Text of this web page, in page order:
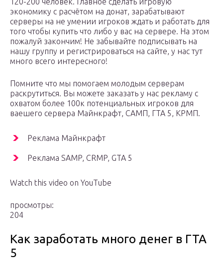
экономику с расчётом на донат, зарабатывают
серверы на не умении игроков ждать и работать для
того чтобы купить что либо у вас на сервере. На этом
пожалуй закончим! Не забывайте подписывать на
нашу группу и регистрироваться на сайте, у нас тут
много всего интересного!
Помните что мы помогаем молодым серверам
раскрутиться. Вы можете заказать у нас рекламу с
охватом более 100к потенциальных игроков для
ваешего сервера Майнкрафт, САМП, ГТА 5, КРМП.
Реклама Майнкрафт
Реклама SAMP, CRMP, GTA 5
Watch this video on YouTube
просмотры:
204
Как заработать много денег в ГТА
5